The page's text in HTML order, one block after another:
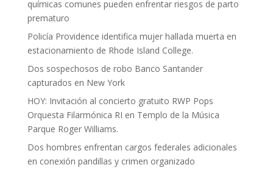
químicas comunes pueden enfrentar riesgos de parto
prematuro
Policía Providence identifica mujer hallada muerta en
estacionamiento de Rhode Island College.
Dos sospechosos de robo Banco Santander
capturados en New York
HOY: Invitación al concierto gratuito RWP Pops
Orquesta Filarmónica RI en Templo de la Música
Parque Roger Williams.
Dos hombres enfrentan cargos federales adicionales
en conexión pandillas y crimen organizado